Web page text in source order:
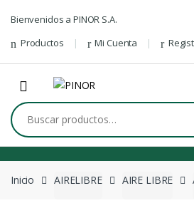
Bienvenidos a PINOR S.A.
Productos
Mi Cuenta
Buscar por:
Inicio AIRELIBRE AIRE LIBRE